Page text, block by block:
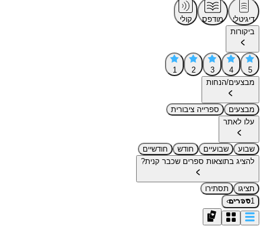
דיגיטלי מודפס
קולי
ביקורות
5
4
3
2
1
מבצעים/הנחות
מבצעים
ספרייה ציבורית
עלו לאתר
שבוע שבועיים חודש
חודשיים
להציג בתוצאות ספרים שכבר קנית?
תציגו
תסתירו
1ספרים›